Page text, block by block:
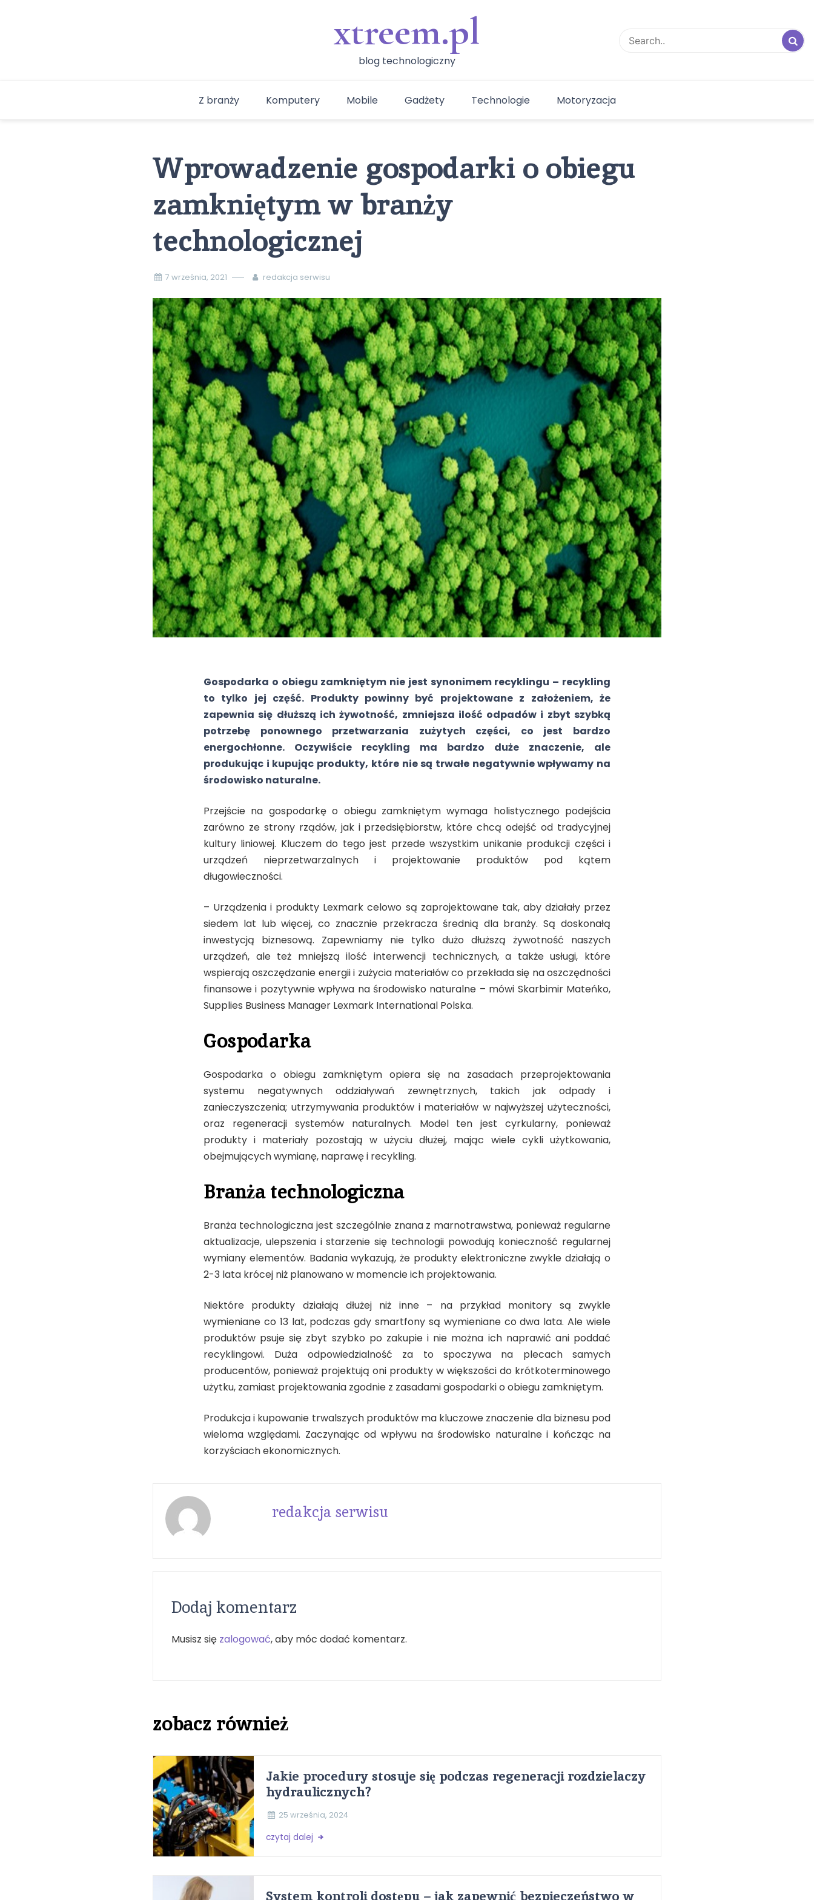
xtreem.pl
blog technologiczny
Z branży Komputery Mobile Gadżety Technologie Motoryzacja
Wprowadzenie gospodarki o obiegu
zamkniętym w branży
technologicznej
7 września, 2021 redakcja serwisu
Gospodarka o obiegu zamkniętym nie jest synonimem recyklingu – recykling
to tylko jej część. Produkty powinny być projektowane z założeniem, że
zapewnia się dłuższą ich żywotność, zmniejsza ilość odpadów i zbyt szybką
potrzebę ponownego przetwarzania zużytych części, co jest bardzo
energochłonne. Oczywiście recykling ma bardzo duże znaczenie, ale
produkując i kupując produkty, które nie są trwałe negatywnie wpływamy na
środowisko naturalne.
Przejście na gospodarkę o obiegu zamkniętym wymaga holistycznego podejścia
zarówno ze strony rządów, jak i przedsiębiorstw, które chcą odejść od tradycyjnej
kultury liniowej. Kluczem do tego jest przede wszystkim unikanie produkcji części i
urządzeń nieprzetwarzalnych i projektowanie produktów pod kątem
długowieczności.
– Urządzenia i produkty Lexmark celowo są zaprojektowane tak, aby działały przez
siedem lat lub więcej, co znacznie przekracza średnią dla branży. Są doskonałą
inwestycją biznesową. Zapewniamy nie tylko dużo dłuższą żywotność naszych
urządzeń, ale też mniejszą ilość interwencji technicznych, a także usługi, które
wspierają oszczędzanie energii i zużycia materiałów co przekłada się na oszczędności
finansowe i pozytywnie wpływa na środowisko naturalne – mówi Skarbimir Mateńko,
Supplies Business Manager Lexmark International Polska.
Gospodarka
Gospodarka o obiegu zamkniętym opiera się na zasadach przeprojektowania
systemu negatywnych oddziaływań zewnętrznych, takich jak odpady i
zanieczyszczenia; utrzymywania produktów i materiałów w najwyższej użyteczności,
oraz regeneracji systemów naturalnych. Model ten jest cyrkularny, ponieważ
produkty i materiały pozostają w użyciu dłużej, mając wiele cykli użytkowania,
obejmujących wymianę, naprawę i recykling.
Branża technologiczna
Branża technologiczna jest szczególnie znana z marnotrawstwa, ponieważ regularne
aktualizacje, ulepszenia i starzenie się technologii powodują konieczność regularnej
wymiany elementów. Badania wykazują, że produkty elektroniczne zwykle działają o
2-3 lata krócej niż planowano w momencie ich projektowania.
Niektóre produkty działają dłużej niż inne – na przykład monitory są zwykle
wymieniane co 13 lat, podczas gdy smartfony są wymieniane co dwa lata. Ale wiele
produktów psuje się zbyt szybko po zakupie i nie można ich naprawić ani poddać
recyklingowi. Duża odpowiedzialność za to spoczywa na plecach samych
producentów, ponieważ projektują oni produkty w większości do krótkoterminowego
użytku, zamiast projektowania zgodnie z zasadami gospodarki o obiegu zamkniętym.
Produkcja i kupowanie trwalszych produktów ma kluczowe znaczenie dla biznesu pod
wieloma względami. Zaczynając od wpływu na środowisko naturalne i kończąc na
korzyściach ekonomicznych.
redakcja serwisu
Dodaj komentarz
Musisz się zalogować, aby móc dodać komentarz.
zobacz również
Jakie procedury stosuje się podczas regeneracji rozdzielaczy
hydraulicznych?
25 września, 2024
czytaj dalej
System kontroli dostępu – jak zapewnić bezpieczeństwo w